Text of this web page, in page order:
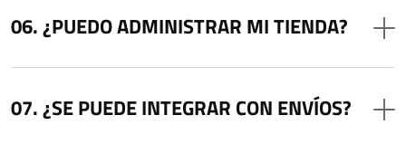
¿PUEDO ADMINISTRAR MI TIENDA?
¿SE PUEDE INTEGRAR CON ENVÍOS?